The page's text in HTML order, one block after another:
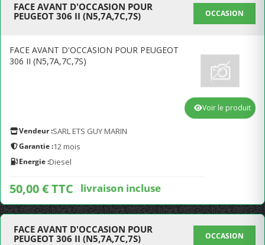
FACE AVANT D'OCCASION POUR
PEUGEOT 306 II (N5,7A,7C,7S)
OCCASION
FACE AVANT D'OCCASION POUR PEUGEOT
306 II (N5,7A,7C,7S)
Vendeur :SARL ETS GUY MARIN
Garantie :12 mois
Energie :Diesel
50,00 € TTC livraison incluse
Voir le produit
FACE AVANT D'OCCASION POUR
PEUGEOT 306 II (N5,7A,7C,7S)
OCCASION